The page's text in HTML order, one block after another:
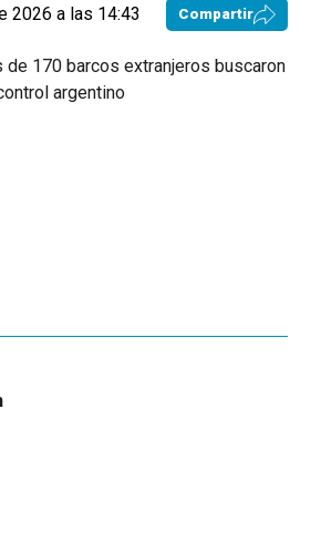
2026 a las 14:43 Compartir